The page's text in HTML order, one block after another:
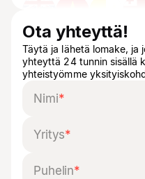
Ota yhteyttä!
Täytä ja lähetä lomake, ja
yhteyttä 24 tunnin sisällä
yhteistyömme
Nimi*
Yritys*
Puhelin*